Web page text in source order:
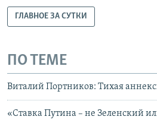
ГЛАВНОЕ ЗА СУТКИ
ПО ТЕМЕ
Виталий Портников: Тихая
«Ставка Путина – не Зеленский